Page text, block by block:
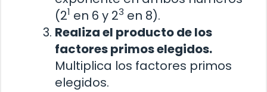
(21 en 6 y 23 en 8).
Realiza el producto de los
factores primos elegidos.
Multiplica los factores primos
elegidos.